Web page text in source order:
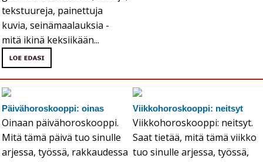
tekstuureja, painettuja
kuvia, seinämaalauksia -
mitä ikinä keksiikään...
Päivähoroskooppi: oinas
Oinaan päivähoroskooppi.
Mitä tämä päivä tuo sinulle
arjessa, työssä, rakkaudessa
Viikkohoroskooppi: neitsyt
Viikkohoroskooppi: neitsyt.
Saat tietää, mitä tämä viikko
tuo sinulle arjessa, työssä,